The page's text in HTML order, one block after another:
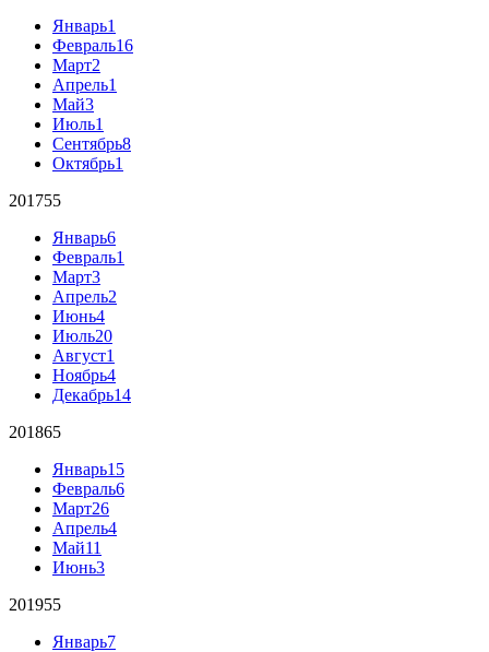
Январь1
Февраль16
Март2
Апрель1
Май3
Июль1
Сентябрь8
Октябрь1
201755
Январь6
Февраль1
Март3
Апрель2
Июнь4
Июль20
Август1
Ноябрь4
Декабрь14
201865
Январь15
Февраль6
Март26
Апрель4
Май11
Июнь3
201955
Январь7